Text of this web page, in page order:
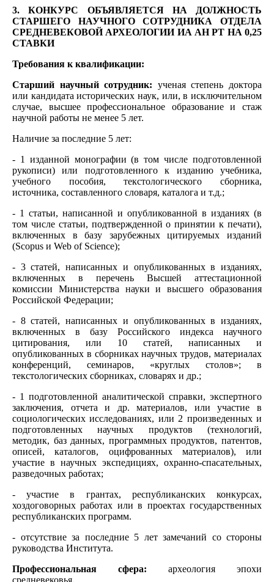
3. КОНКУРС ОБЪЯВЛЯЕТСЯ НА ДОЛЖНОСТЬ
СТАРШЕГО НАУЧНОГО СОТРУДНИКА ОТДЕЛА
СРЕДНЕВЕКОВОЙ АРХЕОЛОГИИ ИА АН РТ НА 0,25
СТАВКИ
Требования к квалификации:
Старший научный сотрудник: ученая степень доктора
или кандидата исторических наук, или, в исключительном
случае, высшее профессиональное образование и стаж
научной работы не менее 5 лет.
Наличие за последние 5 лет:
- 1 изданной монографии (в том числе подготовленной
рукописи) или подготовленного к изданию учебника,
учебного пособия, текстологического сборника,
источника, составленного словаря, каталога и т.д.;
- 1 статьи, написанной и опубликованной в изданиях (в
том числе статьи, подтвержденной о принятии к печати),
включенных в базу зарубежных цитируемых изданий
(Scopus и Web of Science);
- 3 статей, написанных и опубликованных в изданиях,
включенных в перечень Высшей аттестационной
комиссии Министерства науки и высшего образования
Российской Федерации;
- 8 статей, написанных и опубликованных в изданиях,
включенных в базу Российского индекса научного
цитирования, или 10 статей, написанных и
опубликованных в сборниках научных трудов, материалах
конференций, семинаров, «круглых столов»; в
текстологических сборниках, словарях и др.;
- 1 подготовленной аналитической справки, экспертного
заключения, отчета и др. материалов, или участие в
социологических исследованиях, или 2 произведенных и
подготовленных научных продуктов (технологий,
методик, баз данных, программных продуктов, патентов,
описей, каталогов, оцифрованных материалов), или
участие в научных экспедициях, охранно-спасательных,
разведочных работах;
- участие в грантах, республиканских конкурсах,
хоздоговорных работах или в проектах государственных
республиканских программ.
- отсутствие за последние 5 лет замечаний со стороны
руководства Института.
Профессиональная сфера: археология эпохи
средневековья.